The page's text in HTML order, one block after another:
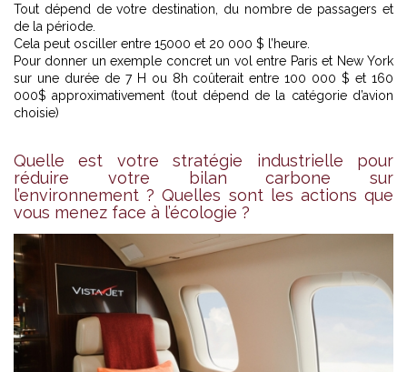
Tout dépend de votre destination, du nombre de passagers et
de la période.
Cela peut osciller entre 15000 et 20 000 $ l’heure.
Pour donner un exemple concret un vol entre Paris et New York
sur une durée de 7 H ou 8h coûterait entre 100 000 $ et 160
000$ approximativement (tout dépend de la catégorie d’avion
choisie)
Quelle est votre stratégie industrielle pour
réduire votre bilan carbone sur
l’environnement ? Quelles sont les actions que
vous menez face à l’écologie ?